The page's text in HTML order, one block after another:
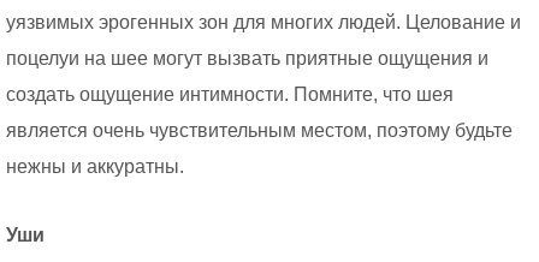
уязвимых эрогенных зон для многих людей. Целование и
поцелуи на шее могут вызвать приятные ощущения и
создать ощущение интимности. Помните, что шея
является очень чувствительным местом, поэтому будьте
нежны и аккуратны.
Уши